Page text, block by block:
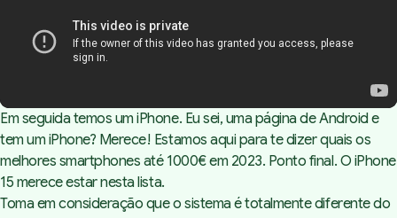
Em seguida temos um iPhone. Eu sei, uma página de Android e
tem um iPhone? Merece! Estamos aqui para te dizer quais os
melhores smartphones até 1000€ em 2023. Ponto final. O iPhone
15 merece estar nesta lista.
Toma em consideração que o sistema é totalmente diferente do